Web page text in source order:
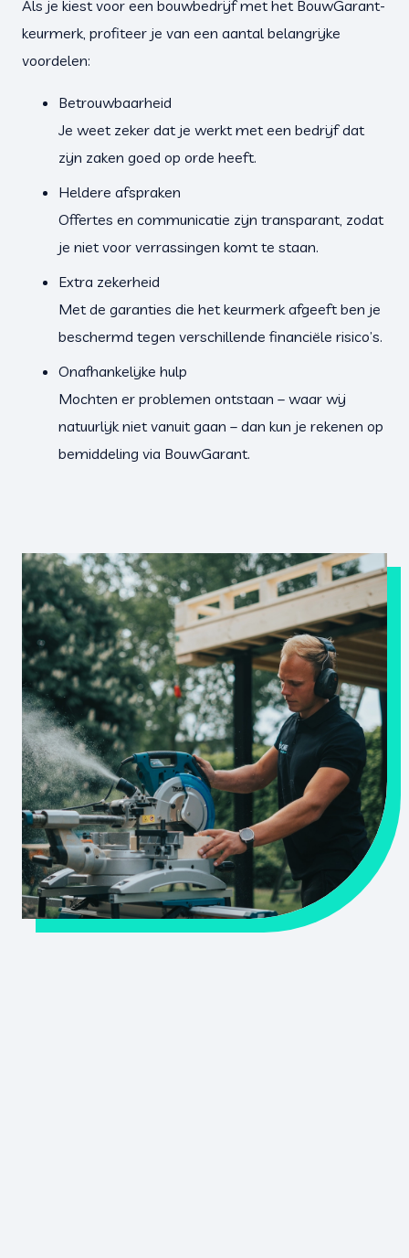
Als je kiest voor een bouwbedrijf met het BouwGarant-
keurmerk, profiteer je van een aantal belangrijke
voordelen:
Betrouwbaarheid
Je weet zeker dat je werkt met een bedrijf dat
zijn zaken goed op orde heeft.
Heldere afspraken
Offertes en communicatie zijn transparant, zodat
je niet voor verrassingen komt te staan.
Extra zekerheid
Met de garanties die het keurmerk afgeeft ben je
beschermd tegen verschillende financiële risico’s.
Onafhankelijke hulp
Mochten er problemen ontstaan – waar wij
natuurlijk niet vanuit gaan – dan kun je rekenen op
bemiddeling via BouwGarant.